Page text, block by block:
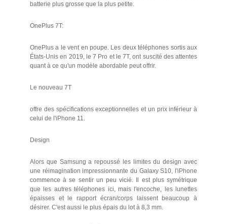
batterie plus grosse que la plus petite.
OnePlus 7T:
OnePlus a le vent en poupe. Les deux téléphones sortis aux
États-Unis en 2019, le 7 Pro et le 7T, ont suscité des attentes
quant à ce qu'un modèle abordable peut offrir.
Le nouveau 7T
offre des spécifications exceptionnelles et un prix inférieur à
celui de l'iPhone 11.
Design
Alors que Samsung a repoussé les limites du design avec
une réimagination impressionnante du Galaxy S10, l'iPhone
commence à se sentir un peu vicié. Il est plus symétrique
que les autres téléphones ici, mais l'encoche, les lunettes
épaisses et le rapport écran/corps laissent beaucoup à
désirer. C'est aussi le plus épais du lot à 8,3 mm.